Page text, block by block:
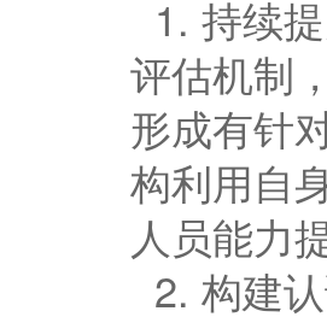
1. 持续
评估机制
形成有针
构利用自
人员能力
2. 构建